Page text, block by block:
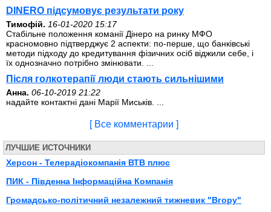
DINERO підсумовує результати року
Тимофій. 16-01-2020 15:17
Стабільне положення команії Дінеро на ринку МФО
красномовно підтверджує 2 аспекти: по-перше, що банківські
методи підходу до кредитування фізичних осіб віджили себе, і
їх однозначно потрібно змінювати. ...
Після голкотерапії люди стають сильнішими
Анна. 06-10-2019 21:22
надайте контактні дані Марії Миськів. ...
[ Все комментарии ]
ЛУЧШИЕ ИСТОЧНИКИ
Херсон - Телерадіокомпанія ВТВ плюс
ПИК - Південна Інформаційна Компанія
Громадсько-політичний незалежний тижневик "Вгору"